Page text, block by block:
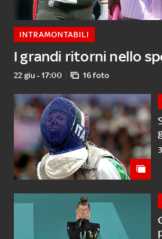
I grandi ritorni nello
INTRAMONTABILI
22 giu - 17:00 16 foto